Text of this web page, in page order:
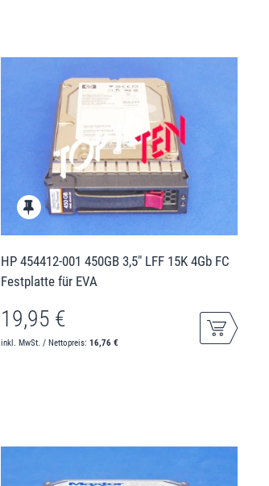
HP 454412-001 450GB 3,5" LFF 15K 4Gb FC
Festplatte für EVA
19,95 €
inkl. MwSt. / Nettopreis: 16,76 €